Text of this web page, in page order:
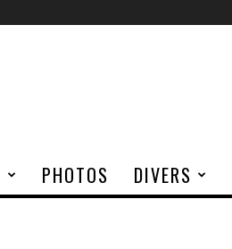
PHOTOS DIVERS